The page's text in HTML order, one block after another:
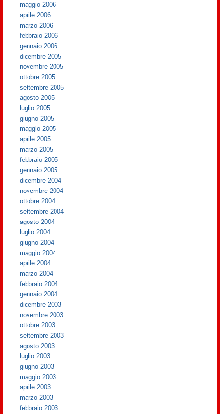
maggio 2006
aprile 2006
marzo 2006
febbraio 2006
gennaio 2006
dicembre 2005
novembre 2005
ottobre 2005
settembre 2005
agosto 2005
luglio 2005
giugno 2005
maggio 2005
aprile 2005
marzo 2005
febbraio 2005
gennaio 2005
dicembre 2004
novembre 2004
ottobre 2004
settembre 2004
agosto 2004
luglio 2004
giugno 2004
maggio 2004
aprile 2004
marzo 2004
febbraio 2004
gennaio 2004
dicembre 2003
novembre 2003
ottobre 2003
settembre 2003
agosto 2003
luglio 2003
giugno 2003
maggio 2003
aprile 2003
marzo 2003
febbraio 2003